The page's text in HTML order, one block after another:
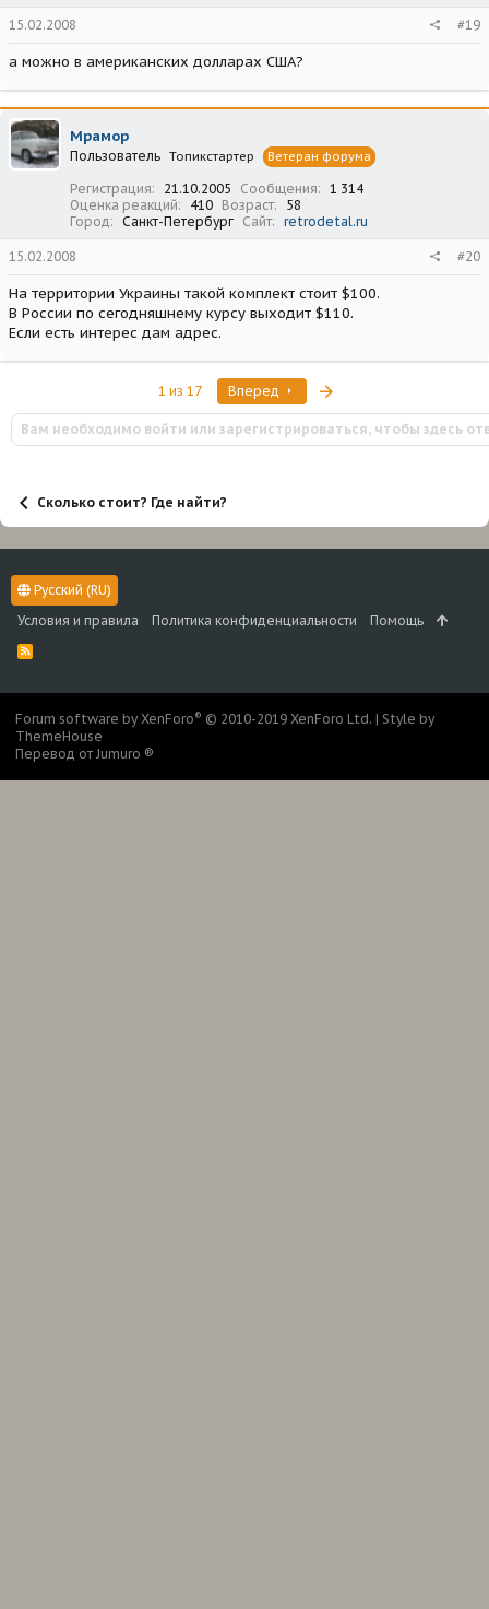
15.02.2008 #19
а можно в американских долларах США?
Мрамор
Пользователь Топикстартер Ветеран форума
Регистрация 21.10.2005 Сообщения
1 314
Оценка реакций
410 Возраст
58
Город
Санкт-Петербург Сайт retrodetal.ru
15.02.2008 #20
На территории Украины такой комплект стоит $100.
В России по сегодняшнему курсу выходит $110.
Если есть интерес дам адрес.
1 из 17 Вперед
Вам необходимо войти или зарегистрироваться, чтобы здесь
Сколько стоит? Где найти?
Русский (RU)
Условия и правила
Политика конфиденциальности Помощь
R
S
Forum software by XenForo® © 2010-2019 XenForo Ltd. | Style by
ThemeHouse
Перевод от Jumuro ®